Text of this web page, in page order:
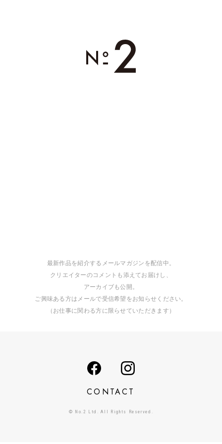
最新作品を紹介するメールマガジンを配信中。
クリエイターのコメントも添えてお届けし、
アーカイブも公開。
ご興味ある方はメールで受信希望をお知らせください。
（お仕事に関わる方に限らせていただきます）
CONTACT
© No.2 Ltd. All Rights Reserved.